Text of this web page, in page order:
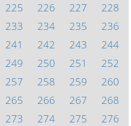
225 226 227
228
233 234 235
236
241 242 243
244
249 250 251
252
257 258 259
260
265 266 267
268
273 274 275
276